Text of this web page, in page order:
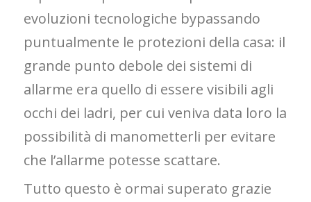
evoluzioni tecnologiche bypassando
puntualmente le protezioni della casa: il
grande punto debole dei sistemi di
allarme era quello di essere visibili agli
occhi dei ladri, per cui veniva data loro la
possibilità di manometterli per evitare
che l’allarme potesse scattare.
Tutto questo è ormai superato grazie